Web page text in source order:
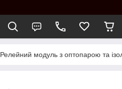
Релейний модуль з оптопарою та